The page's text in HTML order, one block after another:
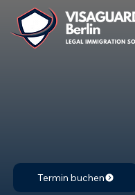
Termin buchen